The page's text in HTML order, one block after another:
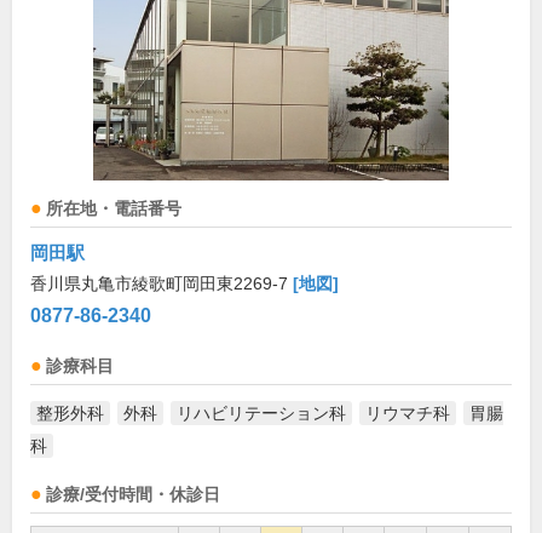
所在地・電話番号
岡田駅
香川県丸亀市綾歌町岡田東2269-7 [地図]
0877-86-2340
診療科目
整形外科 外科 リハビリテーション科 リウマチ科
胃腸
科
診療/受付時間・休診日